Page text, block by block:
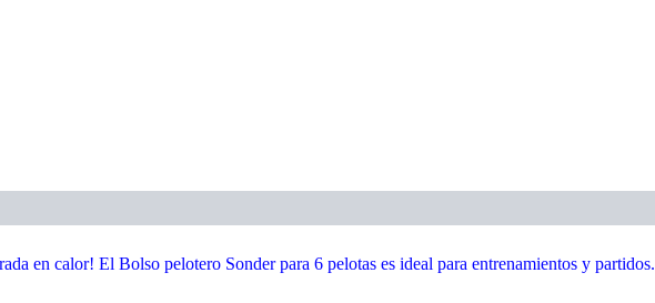
en calor! El Bolso pelotero Sonder para 6 pelotas es ideal para entrenamientos y partidos.